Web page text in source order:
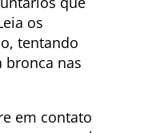
os
tentando
bronca nas
em contato